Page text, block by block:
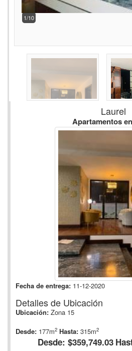
2/10
Laurel
Apartamentos
Fecha de entrega: 11-12-2020
Detalles de Ubicación
Ubicación: Zona 15
Desde: 177m2 Hasta: 315m2
Desde: $359,749.03